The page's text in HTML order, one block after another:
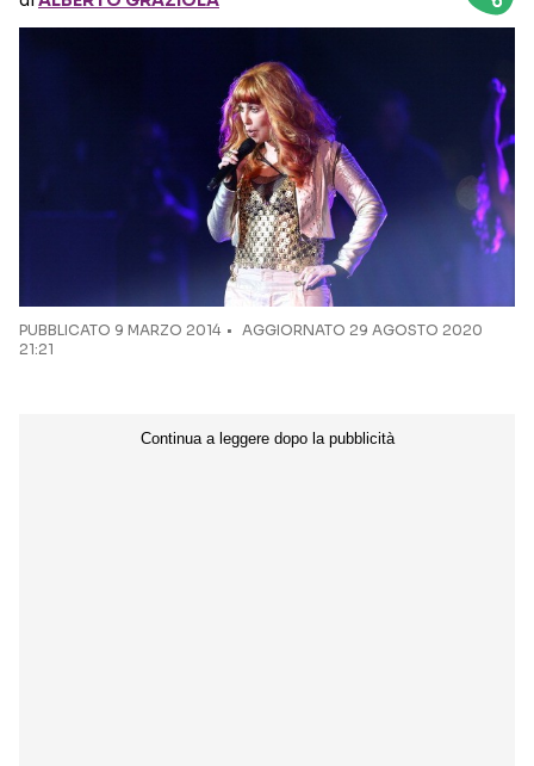
Seguici sui social
PUBBLICATO 9 MARZO 2014
AGGIORNATO 29 AGOSTO 2020
21:21